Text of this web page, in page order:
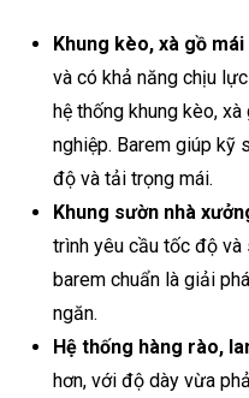
Khung kèo, xà gồ mái
và có khả năng chịu
hệ thống khung kèo,
nghiệp. Barem giúp kỹ
độ và tải trọng mái.
Khung sườn nhà
trình yêu cầu tốc độ
barem chuẩn là giải
ngăn.
Hệ thống hàng rào,
hơn, với độ dày vừa